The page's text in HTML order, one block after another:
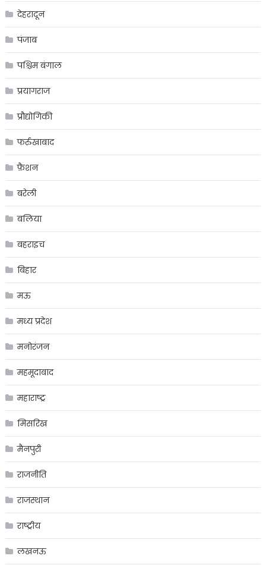
देहरादून
पंजाब
पश्चिम बंगाल
प्रयागराज
प्रौद्योगिकी
फर्रुखाबाद
फ़ैशन
बरेली
बलिया
बहराइच
बिहार
मऊ
मध्य प्रदेश
मनोरंजन
महमूदाबाद
महाराष्ट्र
मिसरिख
मैनपुरी
राजनीति
राजस्थान
राष्ट्रीय
लखनऊ